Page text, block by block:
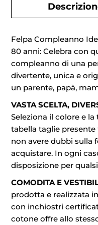
Felpa Compleanno
80 anni: Celebra con
compleanno di una
divertente, unica e
un parente, papà,
VASTA SCELTA,
Seleziona il colore e
tabella taglie presente
non avere dubbi sulla
acquistare. In ogni
disposizione per
COMODITA E
prodotta e realizzata
con inchiostri
cotone offre allo